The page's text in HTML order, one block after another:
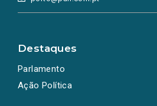
Destaques
Parlamento
Ação Política